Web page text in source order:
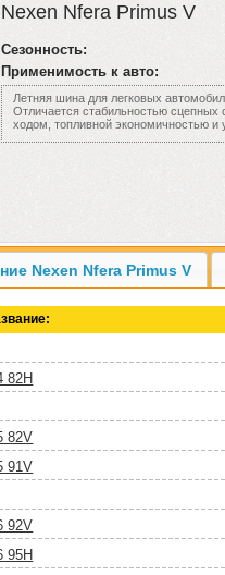
Nexen Nfera Primus V
Сезонность:
Применимость к авто:
Летняя шина для легковых
Отличается стабильностью
ходом, топливной экономичностью и
Nexen Nfera Primus V
82H
82V
91V
92V
95H